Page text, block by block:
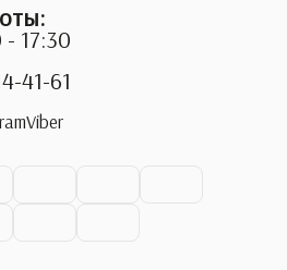
17:30
41-61
Viber